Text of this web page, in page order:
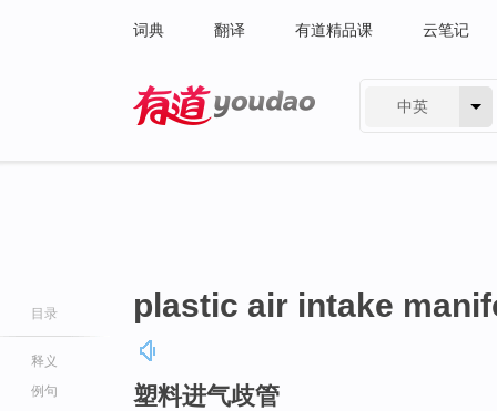
词典 翻译 有道精品课 云笔记
中英
目录
释义
例句
plastic air intake
塑料进气歧管